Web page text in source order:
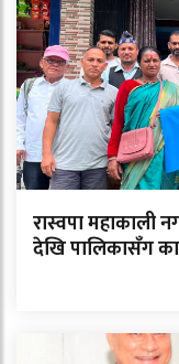
रास्वपा महाकाली
देखि पालिकासँग